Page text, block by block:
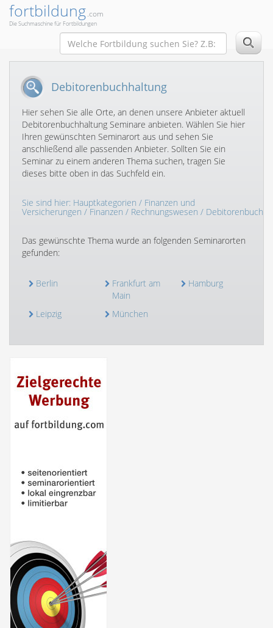
fortbildung.com
Die Suchmaschine für Fortbildungen
Debitorenbuchhaltung
Hier sehen Sie alle Orte, an denen unsere Anbieter aktuell
Debitorenbuchhaltung Seminare anbieten. Wählen Sie hier
Ihren gewünschten Seminarort aus und sehen Sie
anschließend alle passenden Anbieter. Sollten Sie ein
Seminar zu einem anderen Thema suchen, tragen Sie
dieses bitte oben in das Suchfeld ein.
Sie sind hier: Hauptkategorien / Finanzen und
Versicherungen /Finanzen / Rechnungswesen /
Das gewünschte Thema wurde an folgenden Seminarorten
gefunden:
Berlin
Frankfurt am
Main
Hamburg
Leipzig München